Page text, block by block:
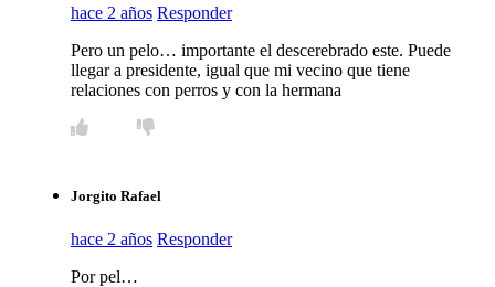
hace 2 años Responder
Pero un pelo… importante el descerebrado este. Puede
llegar a presidente, igual que mi vecino que tiene
relaciones con perros y con la hermana
Jorgito Rafael
hace 2 años Responder
Por pel…